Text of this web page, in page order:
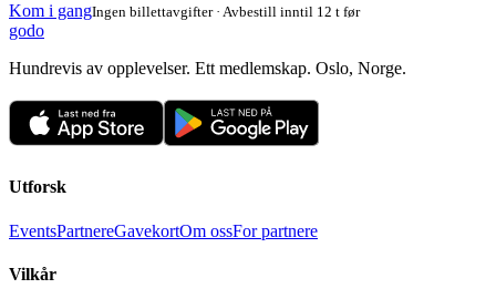
Kom i gangIngen billettavgifter · Avbestill inntil 12 t før
godo
Hundrevis av opplevelser. Ett medlemskap. Oslo, Norge.
Utforsk
EventsPartnereGavekortOm ossFor partnere
Vilkår